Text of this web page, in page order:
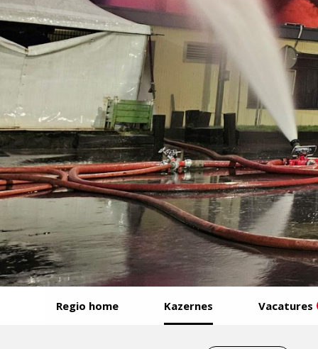
Regio home Kazernes Vacatures